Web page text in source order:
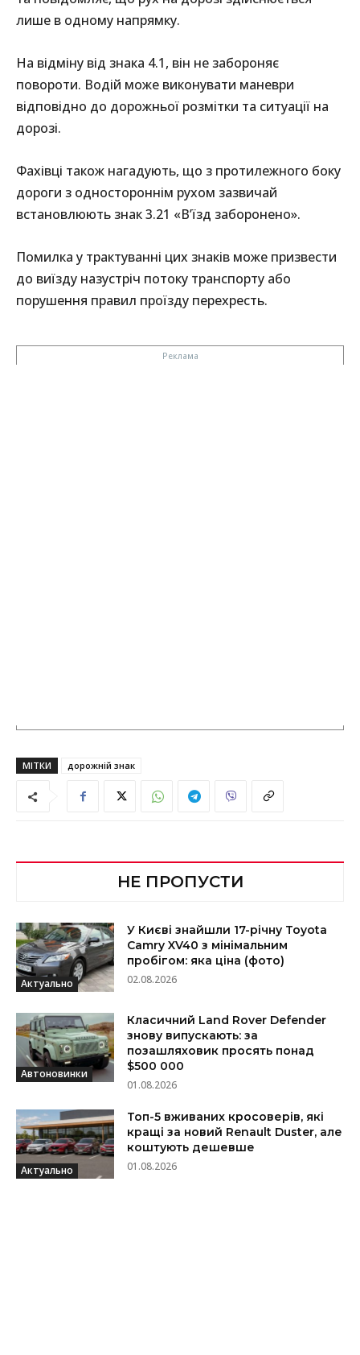
лише в одному напрямку.
На відміну від знака 4.1, він не забороняє
повороти. Водій може виконувати маневри
відповідно до дорожньої розмітки та ситуації на
дорозі.
Фахівці також нагадують, що з протилежного боку
дороги з одностороннім рухом зазвичай
встановлюють знак 3.21 «В’їзд заборонено».
Помилка у трактуванні цих знаків може призвести
до виїзду назустріч потоку транспорту або
порушення правил проїзду перехресть.
МІТКИ дорожній знак
НЕ ПРОПУСТИ
Актуально
У Києві знайшли 17-річну Toyota
Camry XV40 з мінімальним
пробігом: яка ціна (фото)
02.08.2026
Автоновинки
Класичний Land Rover Defender
знову випускають: за
позашляховик просять понад
$500 000
01.08.2026
Актуально
Топ-5 вживаних кросоверів, які
кращі за новий Renault Duster, але
коштують дешевше
01.08.2026